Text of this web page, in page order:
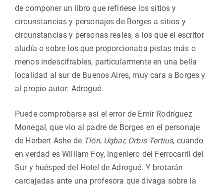
de componer un libro que refiriese los sitios y
circunstancias y personajes de Borges a sitios y
circunstancias y personas reales, a los que el escritor
aludía o sobre los que proporcionaba pistas más o
menos indescifrables, particularmente en una bella
localidad al sur de Buenos Aires, muy cara a Borges y
al propio autor: Adrogué.
Puede comprobarse así el error de Emir Rodríguez
Monegal, que vio al padre de Borges en el personaje
de Herbert Ashe de Tlön, Uqbar, Orbis Tertius, cuando
en verdad es William Foy, ingeniero del Ferrocarril del
Sur y huésped del Hotel de Adrogué. Y brotarán
carcajadas ante una profesora que divaga sobre la